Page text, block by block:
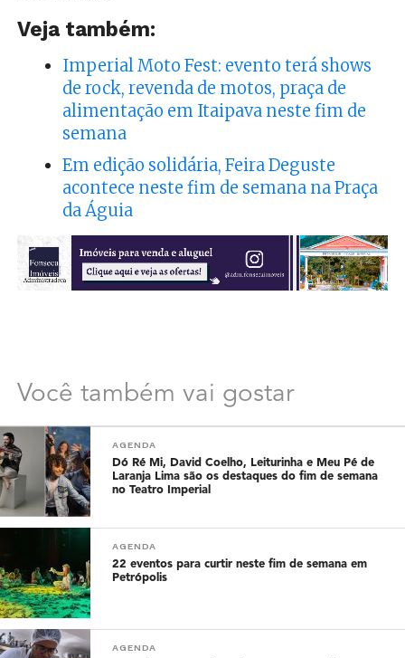
Veja também:
Imperial Moto Fest: evento terá shows
de rock, revenda de motos, praça de
alimentação em Itaipava neste fim de
semana
Em edição solidária, Feira Deguste
acontece neste fim de semana na Praça
da Águia
Você também vai gostar
AGENDA
Dó Ré Mi, David Coelho, Leiturinha e Meu Pé de
Laranja Lima são os destaques do fim de semana
no Teatro Imperial
AGENDA
22 eventos para curtir neste fim de semana em
Petrópolis
AGENDA